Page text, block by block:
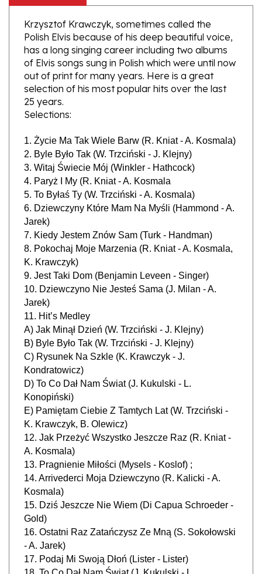
Krzysztof Krawczyk, sometimes called the
Polish Elvis because of his deep beautiful voice,
has a long singing career including two albums
of Elvis songs sung in Polish which were until now
out of print for many years. Here is a great
selection of his most popular hits over the last
25 years.
Selections:
2. Byle Było Tak (W. Trzciński - J. Klejny)
3. Witaj Świecie Mój (Winkler - Hathcock)
4. Paryż I My (R. Kniat - A. Kosmala
5. To Byłaś Ty (W. Trzciński - A. Kosmala)
6. Dziewczyny Które Mam Na Myśli (Hammond - A.
Jarek)
7. Kiedy Jestem Znów Sam (Turk - Handman)
8. Pokochaj Moje Marzenia (R. Kniat - A. Kosmala,
K. Krawczyk)
9. Jest Taki Dom (Benjamin Leveen - Singer)
10. Dziewczyno Nie Jesteś Sama (J. Milan - A.
Jarek)
11. Hit’s Medley
A) Jak Minął Dzień (W. Trzciński - J. Klejny)
B) Byle Było Tak (W. Trzciński - J. Klejny)
C) Rysunek Na Szkle (K. Krawczyk - J.
Kondratowicz)
D) To Co Dał Nam Świat (J. Kukulski - L.
Konopiński)
E) Pamiętam Ciebie Z Tamtych Lat (W. Trzciński -
K. Krawczyk, B. Olewicz)
12. Jak Przeżyć Wszystko Jeszcze Raz (R. Kniat -
A. Kosmala)
13. Pragnienie Miłości (Mysels - Koslof) ;
14. Arrivederci Moja Dziewczyno (R. Kalicki - A.
Kosmala)
15. Dziś Jeszcze Nie Wiem (Di Capua Schroeder -
Gold)
16. Ostatni Raz Zatańczysz Ze Mną (S. Sokołowski
- A. Jarek)
17. Podaj Mi Swoją Dłoń (Lister - Lister)
18. To Co Dał Nam Świat (J. Kukulski - L.
Konopiński)